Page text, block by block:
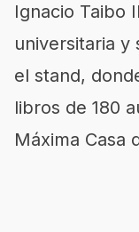
Ignacio Taibo
universitaria y
el stand,
libros de 180
Máxima Casa